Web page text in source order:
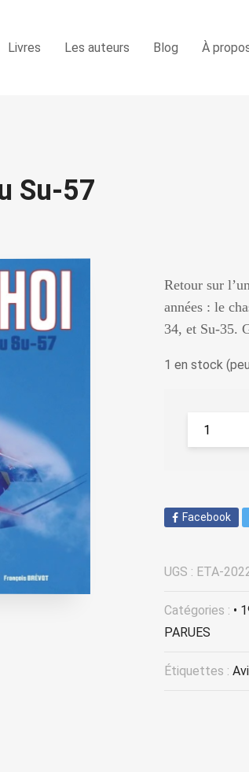
Livres Les auteurs Blog À
Su-57
Retour sur
années : le
34, et Su-35.
1 en stock
Facebook
UGS : ETA-
Catégories : •
PARUES
Étiquettes :